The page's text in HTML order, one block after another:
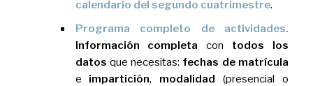
calendario del segundo cuatrimestre.
Programa completo de actividades.
Información completa con todos los
datos que necesitas: fechas de matrícula
e impartición, modalidad (presencial o